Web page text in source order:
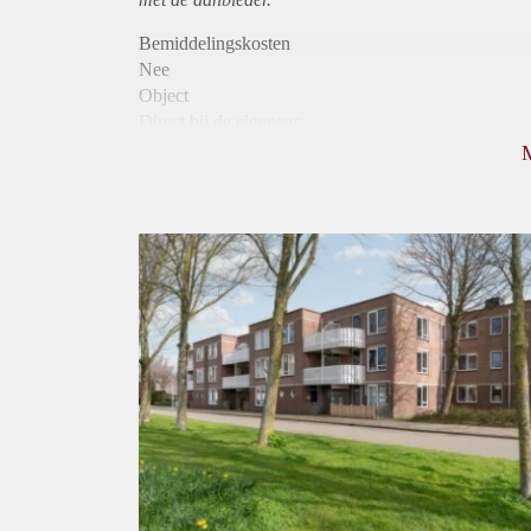
Bemiddelingskosten
Nee
Object
Huurtoeslag
Mogelijk
Inkomen eis
N.V.T.
Huurtermijn
Onbepaalde termijn
Oplevering
Kaal